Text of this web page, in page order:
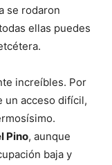
se rodaron
ellas puedes
increíbles. Por
un acceso difícil,
Pino, aunque
baja y